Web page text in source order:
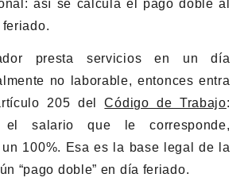
así se calcula el pago doble al
presta servicios en un día
no laborable, entonces entra
205 delCódigo de Trabajo:
salario que le corresponde,
100%. Esa es la base legal de la
“pago doble” en día feriado.